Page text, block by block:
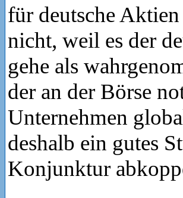
für deutsche
nicht, weil es der
gehe als
der an der Börse
Unternehmen
deshalb ein gutes
Konjunktur